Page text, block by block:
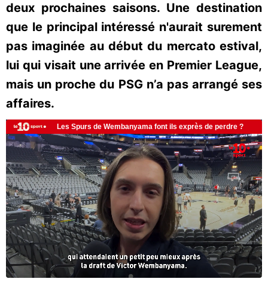
deux prochaines saisons. Une destination
que le principal intéressé n'aurait surement
pas imaginée au début du mercato estival,
lui qui visait une arrivée en Premier League,
mais un proche du PSG n’a pas arrangé ses
affaires.